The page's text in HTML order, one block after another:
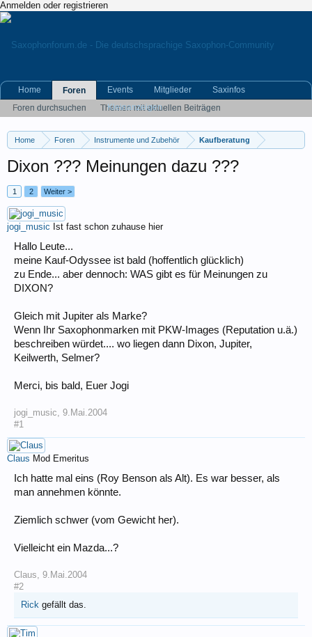
Anmelden oder registrieren
Home Foren Instrumente und Zubehör Kaufberatung
Dixon ??? Meinungen dazu ???
1 2 Weiter >
jogi_music Ist fast schon zuhause hier
Hallo Leute...
meine Kauf-Odyssee ist bald (hoffentlich glücklich)
zu Ende... aber dennoch: WAS gibt es für Meinungen zu
DIXON?
Gleich mit Jupiter als Marke?
Wenn Ihr Saxophonmarken mit PKW-Images (Reputation u.ä.)
beschreiben würdet.... wo liegen dann Dixon, Jupiter,
Keilwerth, Selmer?
Merci, bis bald, Euer Jogi
jogi_music, 9.Mai.2004
#1
Claus Mod Emeritus
Ich hatte mal eins (Roy Benson als Alt). Es war besser, als
man annehmen könnte.
Ziemlich schwer (vom Gewicht her).
Vielleicht ein Mazda...?
Claus, 9.Mai.2004
#2
Rick gefällt das.
Home
Foren
Foren durchsuchen
Themen mit aktuellen Beiträgen
Events Mitglieder
Saxinfos
Kleinanzeigen